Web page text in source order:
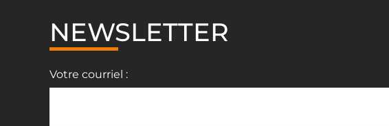
NEWSLETTER
Votre courriel :